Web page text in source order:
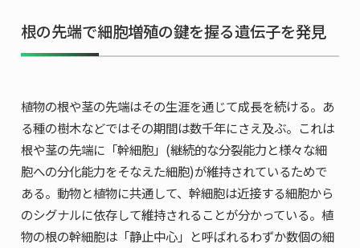
領域の概要・特色
領域賞の紹介
研究室一覧
共用機器・設備紹介
研究成果
NAIST Edge BIO
教育TOP
セミナー情報
5年一貫コースの
国際化教育プログラム
国際バイオゼミナール
サマーキャンプ
就職実績
卒業生の声
就職支援
入試情報TOP
受験
研究＆授業
イベント
アクセス
お問い
合わせ
領域棟
マップ
学内限定
根の先端で細胞増殖の鍵を握る遺伝子を発見
植物の根や茎の先端はその生涯を通じて成長を続ける。あ
る種の樹木などではその期間は数千年にさえ及ぶ。これは
根や茎の先端に「幹細胞」(継続的な分裂能力と様々な細
胞への分化能力をそなえた細胞)が維持されているためで
ある。動物と植物に共通して、幹細胞は近接する細胞から
のシグナルに依存して維持されることが分かっている。植
物の根の幹細胞は「静止中心」と呼ばれるわずか数個の細